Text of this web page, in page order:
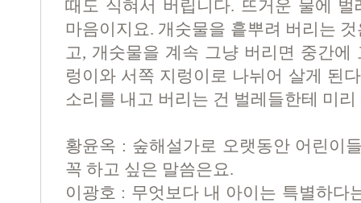
때도 식혀서 버립니다. 뜨거운 물에
마음이지요. 개숫물을 흩뿌려 버리는
고, 개숫물을 계속 그냥 버리면 중간에
렁이와 서쪽 지렁이로 나뉘어 살게 된
소리를 내고 버리는 건 벌레들한테 미
황윤옥 : 숲해설가로 오랫동안 어린이
꼭 하고 싶은 말씀은요.
이광호 : 무엇보다 내 아이는 특별하다